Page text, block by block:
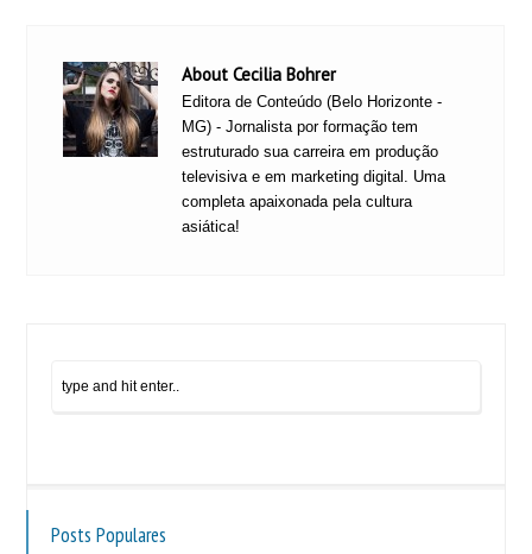
About Cecilia Bohrer
Editora de Conteúdo (Belo Horizonte -
MG) - Jornalista por formação tem
estruturado sua carreira em produção
televisiva e em marketing digital. Uma
completa apaixonada pela cultura
asiática!
Posts Populares